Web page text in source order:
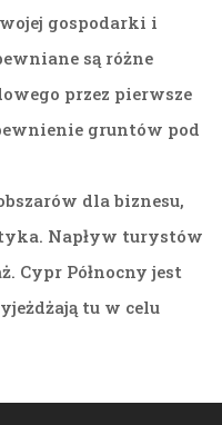
gospodarki i
są różne
przez pierwsze
gruntów pod
dla biznesu,
Napływ turystów
Cypr Północny jest
tu w celu